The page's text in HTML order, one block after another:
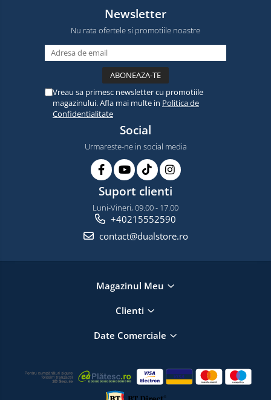
Newsletter
Nu rata ofertele si promotiile noastre
Vreau sa primesc newsletter cu promotiile
magazinului. Afla mai multe in Politica de
Confidentialitate
Social
Urmareste-ne in social media
Suport clienti
Luni-Vineri, 09.00 - 17.00
+40215552590
contact@dualstore.ro
Magazinul Meu
Clienti
Date Comerciale